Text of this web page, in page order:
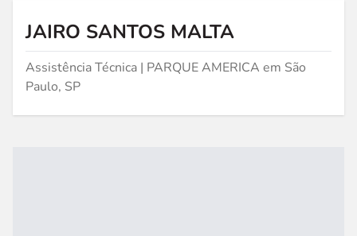
JAIRO SANTOS MALTA
Assistência Técnica | PARQUE AMERICA em São
Paulo, SP